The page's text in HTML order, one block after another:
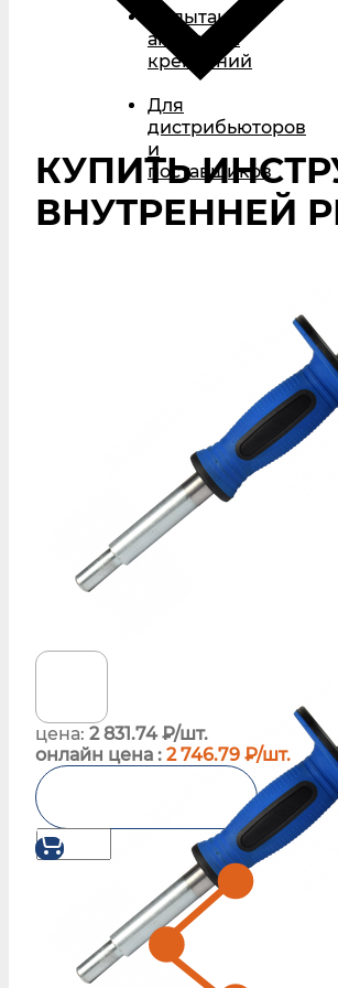
Испытания
анкерных
креплений
Для
дистрибьюторов
и
поставщиков
КУПИТЬ
ВНУТРЕННЕЙ
цена: 2 831.74 ₽/шт.
онлайн цена : 2 746.79 ₽/шт.